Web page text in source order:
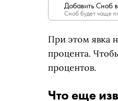
Добавить Сноб
Сноб будет чаще
При этом явка
процента.
процентов.
Что еще